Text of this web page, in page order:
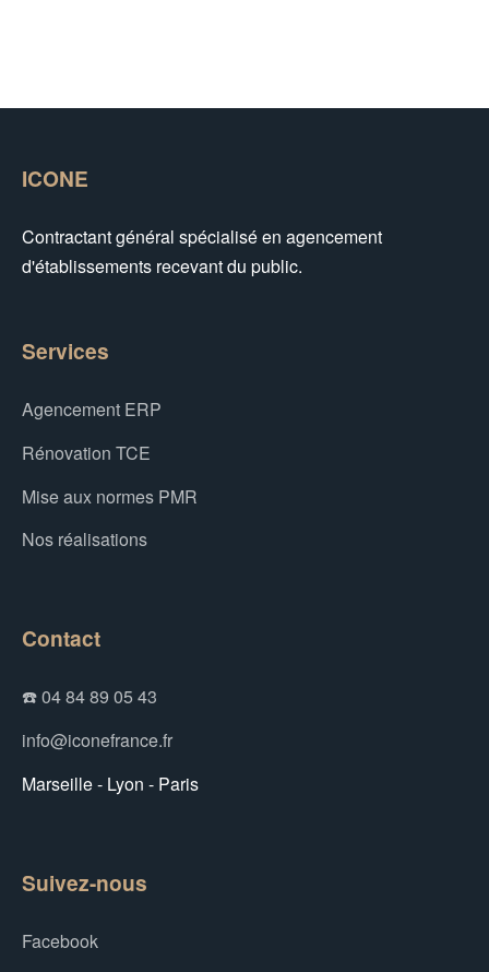
ICONE
Contractant général spécialisé en agencement
d'établissements recevant du public.
Services
Agencement ERP
Rénovation TCE
Mise aux normes PMR
Nos réalisations
Contact
☎️ 04 84 89 05 43
info@iconefrance.fr
Marseille - Lyon - Paris
Suivez-nous
Facebook